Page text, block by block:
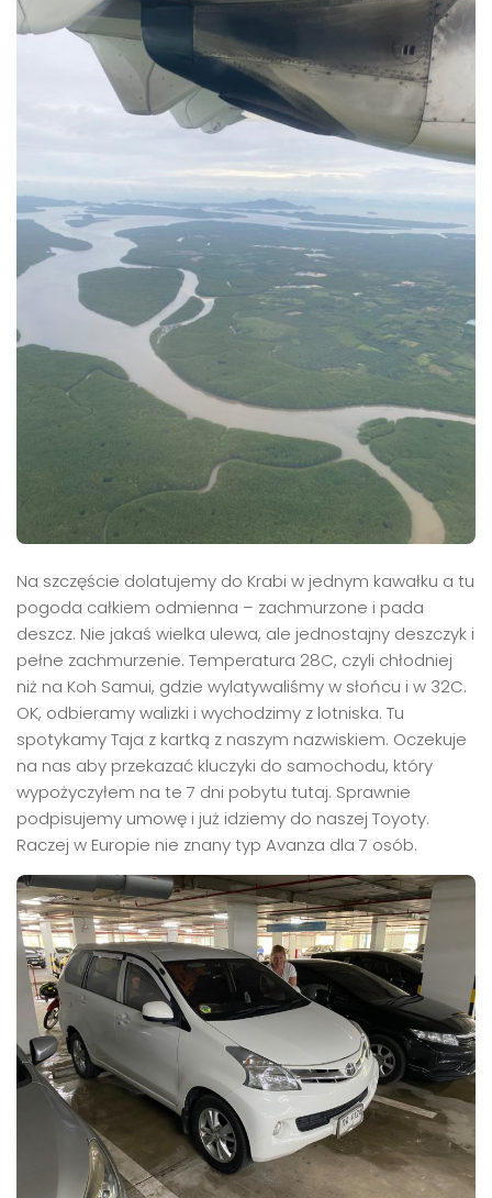
Na szczęście dolatujemy do Krabi w jednym kawałku a tu
pogoda całkiem odmienna – zachmurzone i pada
deszcz. Nie jakaś wielka ulewa, ale jednostajny deszczyk i
pełne zachmurzenie. Temperatura 28C, czyli chłodniej
niż na Koh Samui, gdzie wylatywaliśmy w słońcu i w 32C.
OK, odbieramy walizki i wychodzimy z lotniska. Tu
spotykamy Taja z kartką z naszym nazwiskiem. Oczekuje
na nas aby przekazać kluczyki do samochodu, który
wypożyczyłem na te 7 dni pobytu tutaj. Sprawnie
podpisujemy umowę i już idziemy do naszej Toyoty.
Raczej w Europie nie znany typ Avanza dla 7 osób.